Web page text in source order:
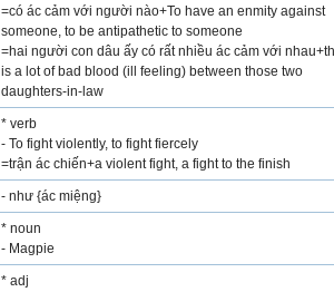
=có ác cảm với người nào+To have an enmity against
someone, to be antipathetic to someone
=hai người con dâu ấy có rất nhiều ác cảm với
is a lot of bad blood (ill feeling) between those two
daughters-in-law
* verb
- To fight violently, to fight fiercely
=trận ác chiến+a violent fight, a fight to the finish
- như {ác miệng}
* noun
- Magpie
* adj